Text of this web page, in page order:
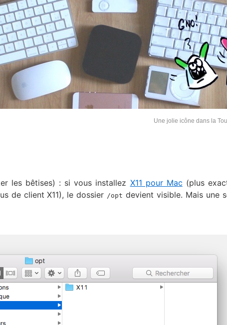
Une jolie icône dans la
les bêtises) : si vous installez X11 pour Mac (plus
de client X11), le dossier /opt devient visible. Mais une